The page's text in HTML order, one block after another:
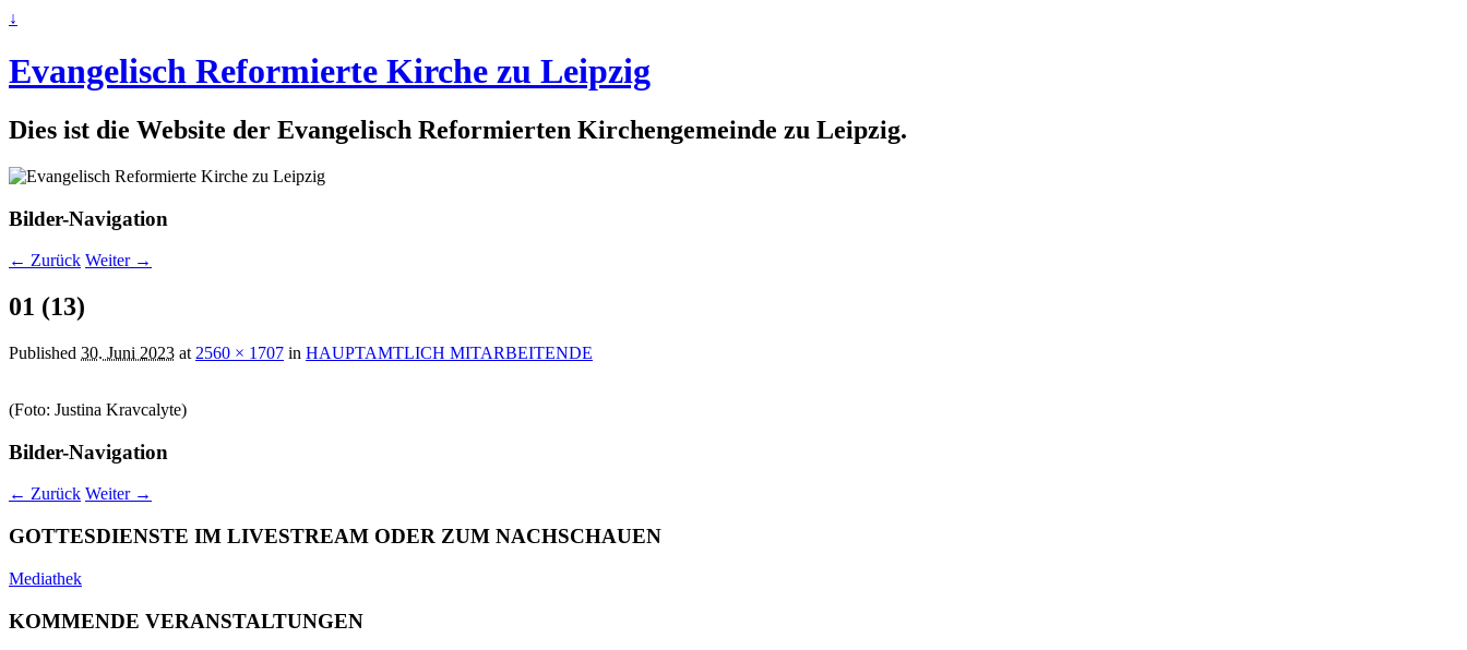
↓
Evangelisch Reformierte Kirche zu Leipzig
Dies ist die Website der Evangelisch Reformierten Kirchengemeinde zu Leipzig.
Bilder-Navigation
← Zurück Weiter →
01 (13)
Published 30. Juni 2023 at 2560 × 1707 in HAUPTAMTLICH MITARBEITENDE
(Foto: Justina Kravcalyte)
Bilder-Navigation
← Zurück Weiter →
GOTTESDIENSTE IM LIVESTREAM ODER ZUM NACHSCHAUEN
Mediathek
KOMMENDE VERANSTALTUNGEN